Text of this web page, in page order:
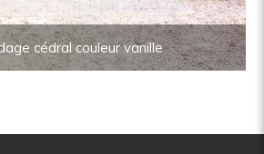
cédral couleur vanille